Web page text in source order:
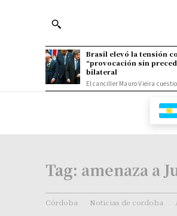
Brasil elevó la tensión
“provocación sin
bilateral
El canciller Mauro Vieira
Tag: amenaza a
Córdoba Noticias de cordoba